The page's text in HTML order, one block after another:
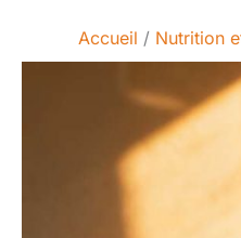
Accueil Nutrition